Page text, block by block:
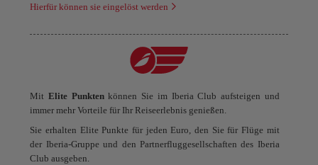
Hierfür können sie eingelöst werden
MitElite Punktenkönnen Sie im Iberia Club aufsteigen und
immer mehr Vorteile für Ihr Reiseerlebnis genießen.
Sie erhalten Elite Punkte für jeden Euro, den Sie für Flüge mit
der Iberia-Gruppe und den Partnerfluggesellschaften des Iberia
Club ausgeben.